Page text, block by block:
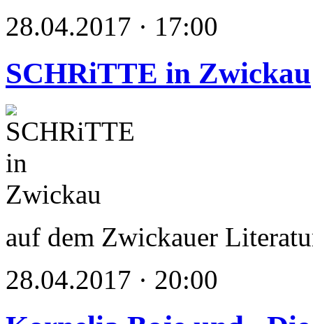
28.04.2017 · 17:00
SCHRiTTE in Zwickau
auf dem Zwickauer
28.04.2017 · 20:00